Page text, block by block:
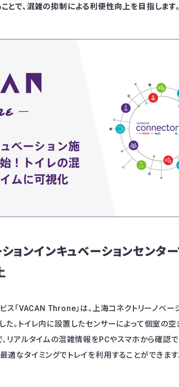
とで、混雑の抑制による利便性向上を目指します。
ョンインキュベーションセンタ
「VACAN Throne」は、上海コネクトリーノベー
た。トイレ内に設置したセンサーによって個室の
リアルタイムの混雑情報をPCやスマホから確認で
なタイミングでトレイを利用することができます